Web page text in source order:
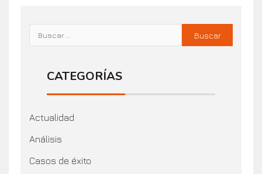
CATEGORÍAS
Actualidad
Análisis
Casos de éxito